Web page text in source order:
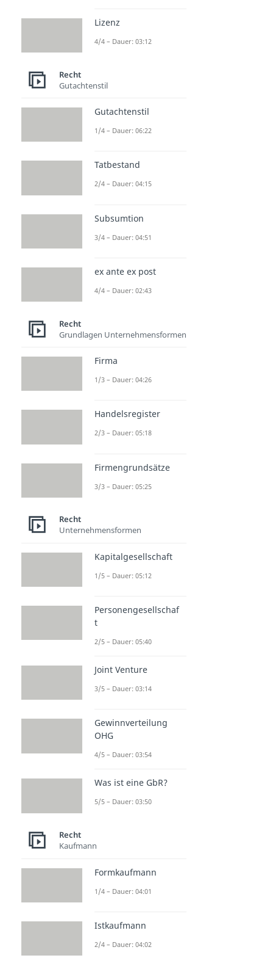
Lizenz
4/4 – Dauer: 03:12
Recht
Gutachtenstil
Gutachtenstil
1/4 – Dauer: 06:22
Tatbestand
2/4 – Dauer: 04:15
Subsumtion
3/4 – Dauer: 04:51
ex ante ex post
4/4 – Dauer: 02:43
Recht
Grundlagen Unternehmensformen
Firma
1/3 – Dauer: 04:26
Handelsregister
2/3 – Dauer: 05:18
Firmengrundsätze
3/3 – Dauer: 05:25
Recht
Unternehmensformen
Kapitalgesellschaft
1/5 – Dauer: 05:12
Personengesellschaf
t
2/5 – Dauer: 05:40
Joint Venture
3/5 – Dauer: 03:14
Gewinnverteilung
OHG
4/5 – Dauer: 03:54
Was ist eine GbR?
5/5 – Dauer: 03:50
Recht
Kaufmann
Formkaufmann
1/4 – Dauer: 04:01
Istkaufmann
2/4 – Dauer: 04:02